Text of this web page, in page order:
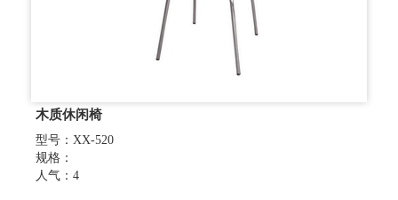
木质休闲椅
型号：XX-520
规格：
人气：4